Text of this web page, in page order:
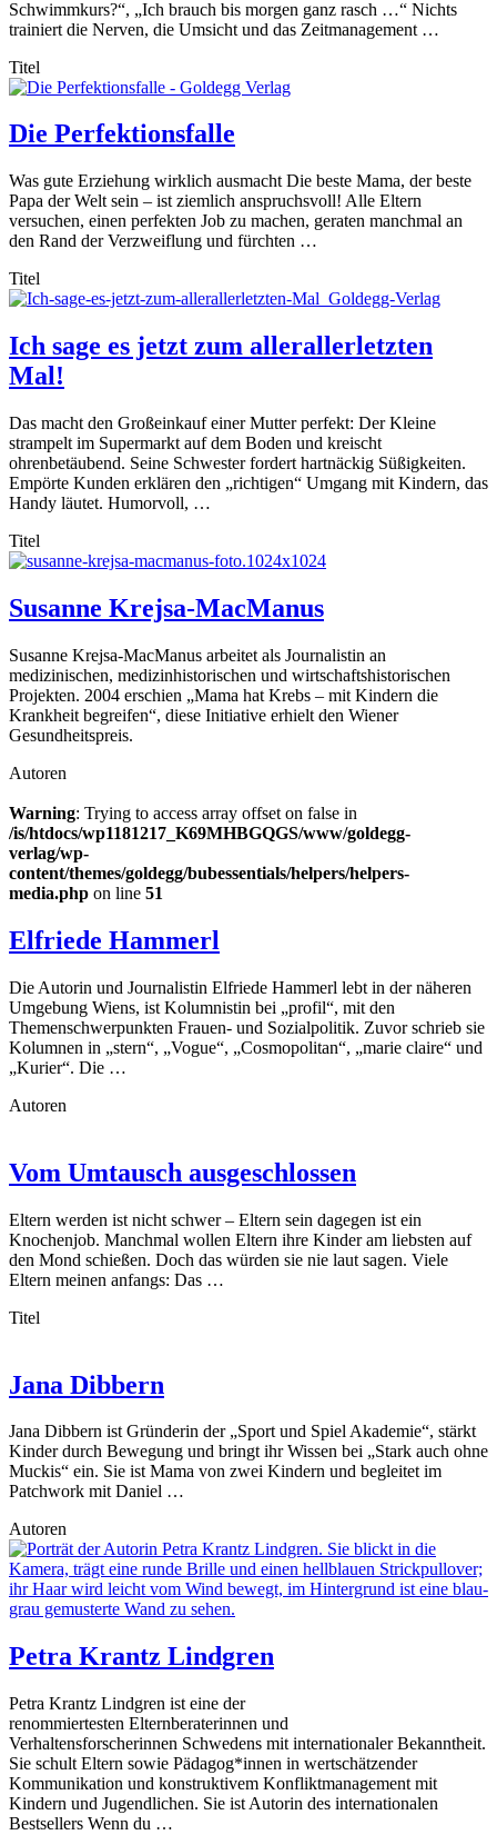
Schwimmkurs?“, „Ich brauch bis morgen ganz rasch …“ Nichts
trainiert die Nerven, die Umsicht und das Zeitmanagement …
Titel
Die Perfektionsfalle
Was gute Erziehung wirklich ausmacht Die beste Mama, der beste
Papa der Welt sein – ist ziemlich anspruchsvoll! Alle Eltern
versuchen, einen perfekten Job zu machen, geraten manchmal an
den Rand der Verzweiflung und fürchten …
Titel
Ich sage es jetzt zum allerallerletzten
Mal!
Das macht den Großeinkauf einer Mutter perfekt: Der Kleine
strampelt im Supermarkt auf dem Boden und kreischt
ohrenbetäubend. Seine Schwester fordert hartnäckig Süßigkeiten.
Empörte Kunden erklären den „richtigen“ Umgang mit Kindern, das
Handy läutet. Humorvoll, …
Titel
Susanne Krejsa-MacManus
Susanne Krejsa-MacManus arbeitet als Journalistin an
medizinischen, medizinhistorischen und wirtschaftshistorischen
Projekten. 2004 erschien „Mama hat Krebs – mit Kindern die
Krankheit begreifen“, diese Initiative erhielt den Wiener
Gesundheitspreis.
Autoren
Warning: Trying to access array offset on false in
/is/htdocs/wp1181217_K69MHBGQGS/www/goldegg-
verlag/wp-
content/themes/goldegg/bubessentials/helpers/helpers-
media.php on line 51
Elfriede Hammerl
Die Autorin und Journalistin Elfriede Hammerl lebt in der näheren
Umgebung Wiens, ist Kolumnistin bei „profil“, mit den
Themenschwerpunkten Frauen- und Sozialpolitik. Zuvor schrieb sie
Kolumnen in „stern“, „Vogue“, „Cosmopolitan“, „marie claire“ und
„Kurier“. Die …
Autoren
Vom Umtausch ausgeschlossen
Eltern werden ist nicht schwer – Eltern sein dagegen ist ein
Knochenjob. Manchmal wollen Eltern ihre Kinder am liebsten auf
den Mond schießen. Doch das würden sie nie laut sagen. Viele
Eltern meinen anfangs: Das …
Titel
Jana Dibbern
Jana Dibbern ist Gründerin der „Sport und Spiel Akademie“, stärkt
Kinder durch Bewegung und bringt ihr Wissen bei „Stark auch ohne
Muckis“ ein. Sie ist Mama von zwei Kindern und begleitet im
Patchwork mit Daniel …
Autoren
Petra Krantz Lindgren
Petra Krantz Lindgren ist eine der
renommiertesten Elternberaterinnen und
Verhaltensforscherinnen Schwedens mit internationaler Bekanntheit.
Sie schult Eltern sowie Pädagog*innen in wertschätzender
Kommunikation und konstruktivem Konfliktmanagement mit
Kindern und Jugendlichen. Sie ist Autorin des internationalen
Bestsellers Wenn du …